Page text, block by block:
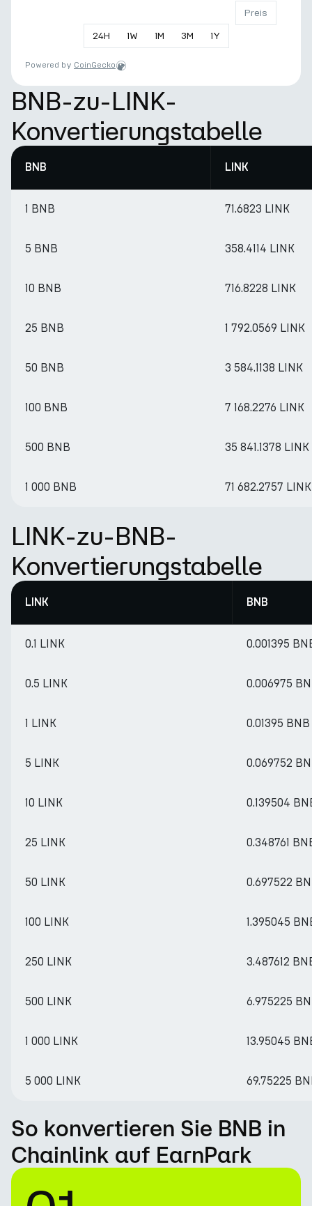
24H 1W 1M 3M 1Y
Preis
Powered by CoinGecko
BNB-zu-LINK-
Konvertierungstabelle
BNB LINK
1 BNB 71.6823 LINK
5 BNB 358.4114 LINK
10 BNB 716.8228 LINK
25 BNB 1 792.0569 LINK
50 BNB 3 584.1138 LINK
100 BNB 7 168.2276 LINK
500 BNB 35 841.1378 LINK
1 000 BNB 71 682.2757 LINK
LINK-zu-BNB-
Konvertierungstabelle
LINK BNB
0.1 LINK 0.001395
0.5 LINK 0.006975
1 LINK 0.01395 BNB
5 LINK 0.069752
10 LINK 0.139504
25 LINK 0.348761
50 LINK 0.697522
100 LINK 1.395045
250 LINK 3.487612
500 LINK 6.975225
1 000 LINK 13.95045
5 000 LINK 69.75225
So konvertieren Sie BNB in
Chainlink auf EarnPark